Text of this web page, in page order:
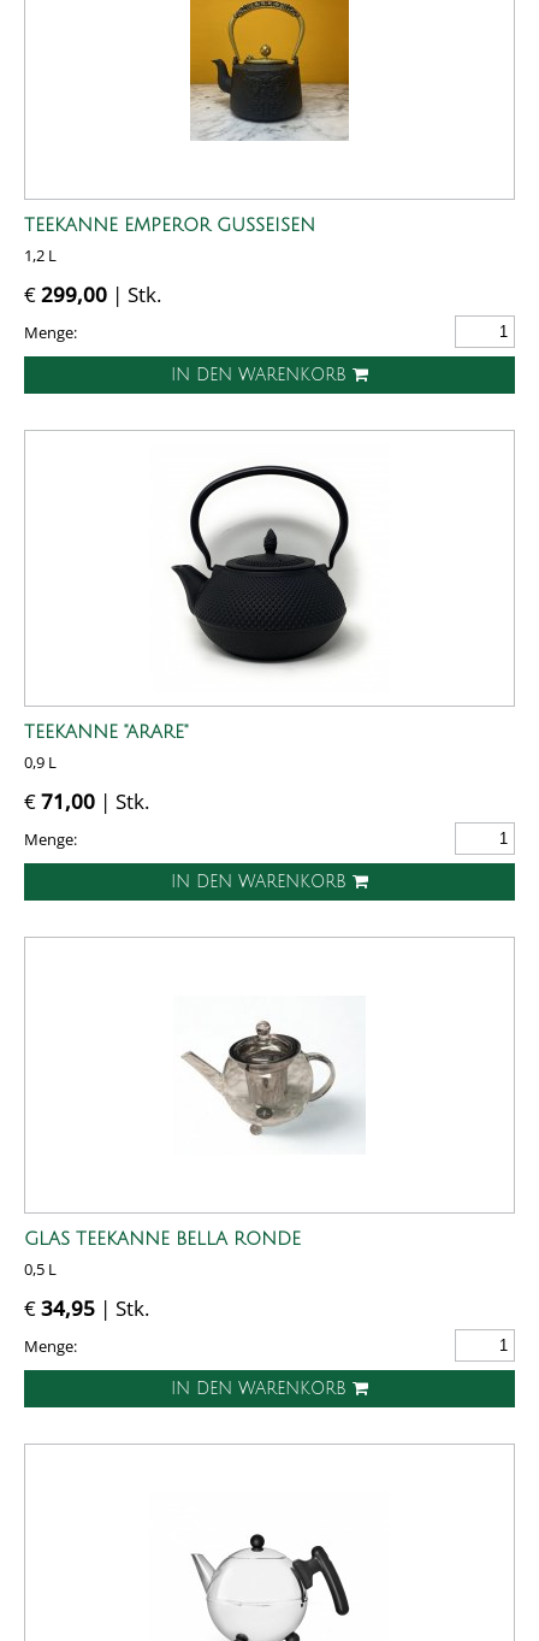
TEEKANNE EMPEROR GUSSEISEN
1,2 L
€299,00 | Stk.
Menge:
IN DEN WARENKORB
TEEKANNE "ARARE"
0,9 L
€71,00 | Stk.
Menge:
IN DEN WARENKORB
GLAS TEEKANNE BELLA RONDE
0,5 L
€34,95 | Stk.
Menge:
IN DEN WARENKORB